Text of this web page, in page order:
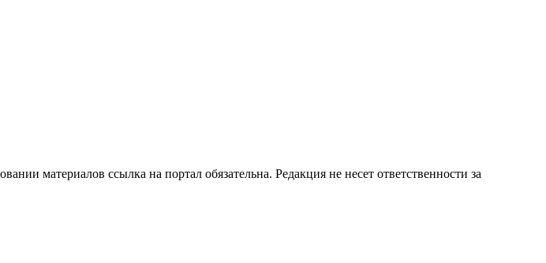
ссылка на портал обязательна. Редакция не несет ответственности за